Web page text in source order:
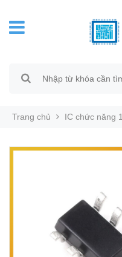
Trang chủ IC chức năng 1